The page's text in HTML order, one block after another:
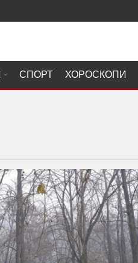
СПОРТ ХОРОСКОПИ